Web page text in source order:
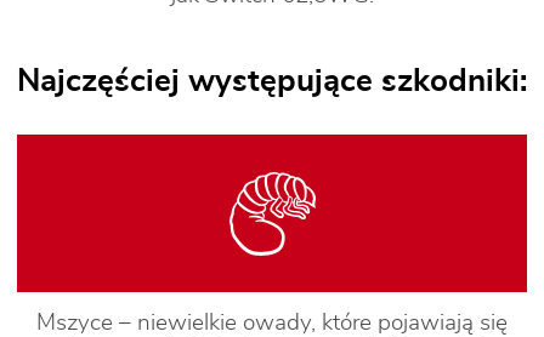
Najczęściej występujące szkodniki:
Mszyce – niewielkie owady, które pojawiają się